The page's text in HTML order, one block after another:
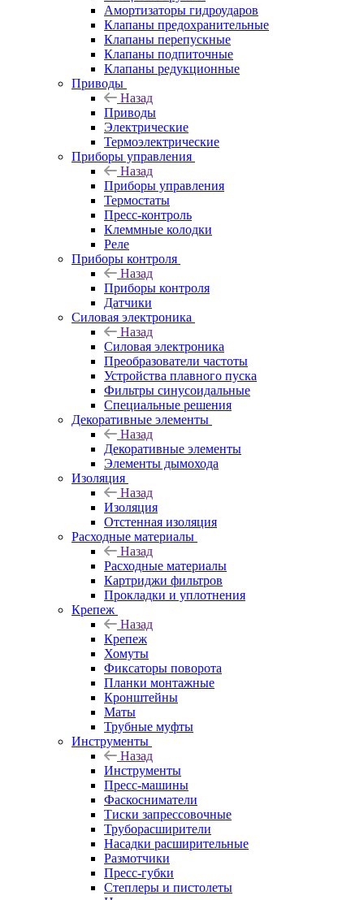
Амортизаторы гидроударов
Клапаны предохранительные
Клапаны перепускные
Клапаны подпиточные
Клапаны редукционные
Приводы
Назад
Приводы
Электрические
Термоэлектрические
Приборы управления
Назад
Приборы управления
Термостаты
Пресс-контроль
Клеммные колодки
Реле
Приборы контроля
Назад
Приборы контроля
Датчики
Силовая электроника
Назад
Силовая электроника
Преобразователи частоты
Устройства плавного пуска
Фильтры синусоидальные
Специальные решения
Декоративные элементы
Назад
Декоративные элементы
Элементы дымохода
Изоляция
Назад
Изоляция
Отстенная изоляция
Расходные материалы
Назад
Расходные материалы
Картриджи фильтров
Прокладки и уплотнения
Крепеж
Назад
Крепеж
Хомуты
Фиксаторы поворота
Планки монтажные
Кронштейны
Маты
Трубные муфты
Инструменты
Назад
Инструменты
Пресс-машины
Фаскосниматели
Тиски запрессовочные
Труборасширители
Насадки расширительные
Размотчики
Пресс-губки
Степлеры и пистолеты